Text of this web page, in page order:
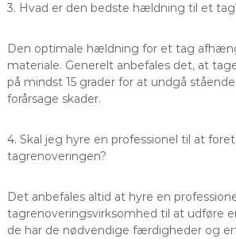
3. Hvad er den bedste hældning til et
Den optimale hældning for et tag
materiale. Generelt anbefales det, at
på mindst 15 grader for at undgå
forårsage skader.
4. Skal jeg hyre en professionel til at
tagrenoveringen?
Det anbefales altid at hyre en
tagrenoveringsvirksomhed til at udføre
de har de nødvendige færdigheder og